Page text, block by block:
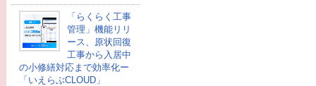
「らくらく工事
管理」機能リリ
ース、原状回復
工事から入居中
の小修繕対応まで効率化ー
「いえらぶCLOUD」